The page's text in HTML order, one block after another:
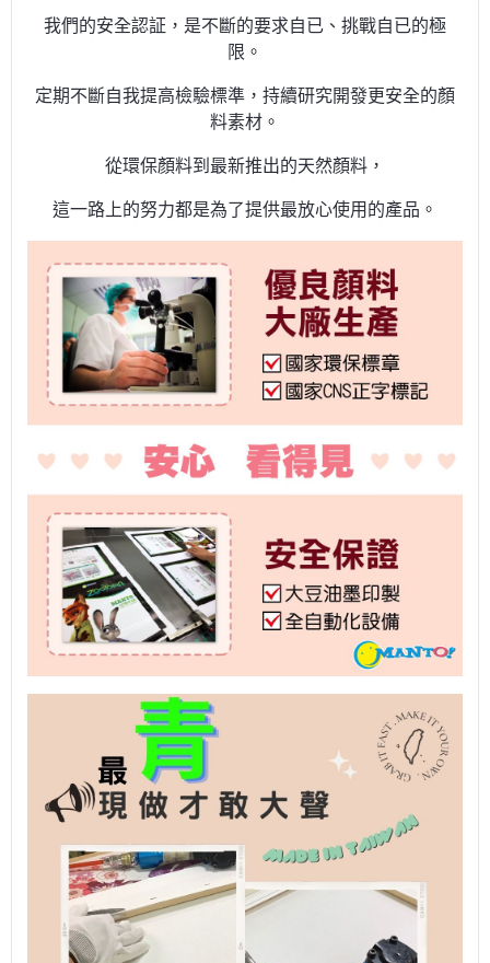
我們的安全認証，是不斷的要求自已、挑戰自已的極
限。
定期不斷自我提高檢驗標準，持續研究開發更安全的顏
料素材。
從環保顏料到最新推出的天然顏料，
這一路上的努力都是為了提供最放心使用的產品。